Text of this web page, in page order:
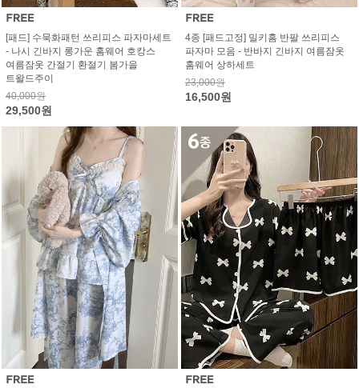
[패드] 수묵화패턴 쓰리피스 파자마세트
- 나시 긴바지 롱가운 홈웨어 호캉스
여름잠옷 간절기 환절기 봄가을
트왈드주이
40,000원
29,500원
4종 [패드고정] 밀키홈 반팔 쓰리피스
파자마 모음 - 반바지 긴바지 여름잠옷
홈웨어 상하세트
23,000원
16,500원